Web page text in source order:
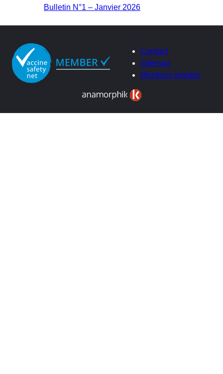
Bulletin N°1 – Janvier 2026
Contact
Sitemap
Mentions légales